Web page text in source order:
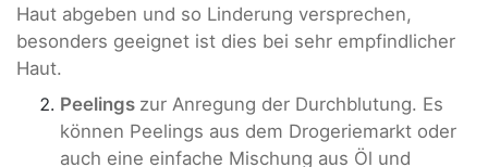
Haut abgeben und so Linderung versprechen,
besonders geeignet ist dies bei sehr empfindlicher
Haut.
Peelings zur Anregung der Durchblutung. Es
können Peelings aus dem Drogeriemarkt oder
auch eine einfache Mischung aus Öl und